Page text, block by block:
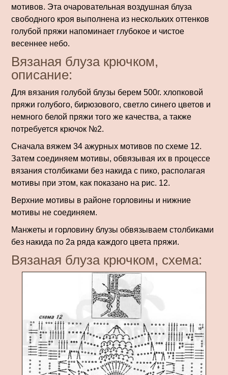
мотивов. Эта очаровательная воздушная блуза
свободного кроя выполнена из нескольких оттенков
голубой пряжи напоминает глубокое и чистое
весеннее небо.
Вязаная блуза крючком,
описание:
Для вязания голубой блузы берем 500г. хлопковой
пряжи голубого, бирюзового, светло синего цветов и
немного белой пряжи того же качества, а также
потребуется крючок №2.
Сначала вяжем 34 ажурных мотивов по схеме 12.
Затем соединяем мотивы, обвязывая их в процессе
вязания столбиками без накида с пико, располагая
мотивы при этом, как показано на рис. 12.
Верхние мотивы в районе горловины и нижние
мотивы не соединяем.
Манжеты и горловину блузы обвязываем столбиками
без накида по 2а ряда каждого цвета пряжи.
Вязаная блуза крючком, схема: